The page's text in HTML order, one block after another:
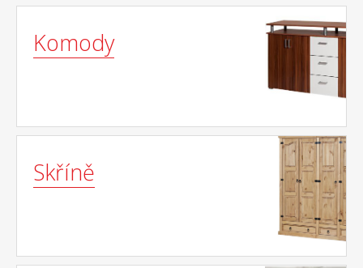
Komody
Skříně